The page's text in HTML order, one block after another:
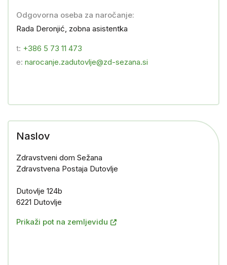
Odgovorna oseba za naročanje:
Rada Deronjić, zobna asistentka
t: +386 5 73 11 473
e: narocanje.zadutovlje@zd-sezana.si
Naslov
Zdravstveni dom Sežana
Zdravstvena Postaja Dutovlje
Dutovlje 124b
6221 Dutovlje
Prikaži pot na zemljevidu